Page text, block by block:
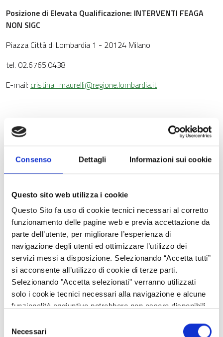
Consenso Dettagli Informazioni sui cookie
Questo sito web utilizza i cookie
Questo Sito fa uso di cookie tecnici necessari al corretto
funzionamento delle pagine web e previa accettazione da
parte dell’utente, per migliorare l’esperienza di
navigazione degli utenti ed ottimizzare l’utilizzo dei
servizi messi a disposizione. Selezionando “Accetta tutti”
si acconsente all’utilizzo di cookie di terze parti.
Selezionando "Accetta selezionati" verranno utilizzati
solo i cookie tecnici necessari alla navigazione e alcune
funzionalità aggiuntive potrebbero non essere disponibili.
delNecessari
Posizione di Elevata Qualificazione: INTERVENTI FEAGA
NON SIGC
Piazza Città di Lombardia 1 - 20124 Milano
tel. 02.6765.0438
E-mail: cristina_maurelli@regione.lombardia.it
Andrea Guarnieri
Tel 02.6765.2582
E-mailandrea_guarnieri@regione.lombardia.it
Flora Colombo
Tel 02.6765.3126
E-mailflora_colombo@regione.lombardia.it
Damiano Faccenda
Tel 02.6765.3693